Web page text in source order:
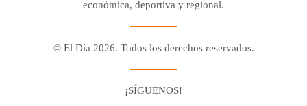
económica, deportiva y regional.
© El Día 2026. Todos los derechos reservados.
¡SÍGUENOS!